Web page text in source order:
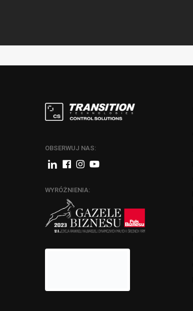
OBSERWUJ NAS:
WYRÓŻNIENIA: